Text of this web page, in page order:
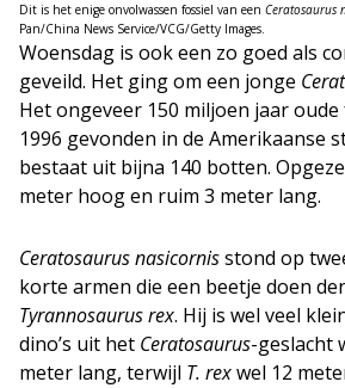
Dit is het enige onvolwassen fossiel van een Ceratosaurus
Pan/China News Service/VCG/Getty Images.
Woensdag is ook een zo goed als
geveild. Het ging om een jonge
Het ongeveer 150 miljoen jaar
1996 gevonden in de Amerikaanse
bestaat uit bijna 140 botten.
meter hoog en ruim 3 meter lang.
Ceratosaurus nasicornisstond op
korte armen die een beetje doen
Tyrannosaurus rex. Hij is wel veel
dino’s uit het Ceratosaurus-geslacht
meter lang, terwijl T. rexwel 12